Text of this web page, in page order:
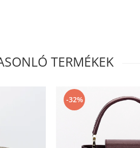
TERMÉKEK
-32%